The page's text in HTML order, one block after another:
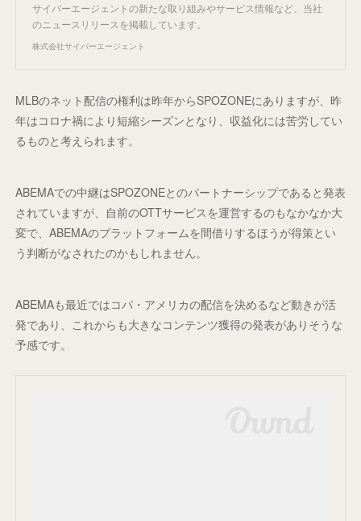
サイバーエージェントの新たな取り組みやサービス情報など、当社
のニュースリリースを掲載しています。
株式会社サイバーエージェント
MLBのネット配信の権利は昨年からSPOZONEにありますが、昨
年はコロナ禍により短縮シーズンとなり、収益化には苦労してい
るものと考えられます。
ABEMAでの中継はSPOZONEとのパートナーシップであると発表
されていますが、自前のOTTサービスを運営するのもなかなか大
変で、ABEMAのプラットフォームを間借りするほうが得策とい
う判断がなされたのかもしれません。
ABEMAも最近ではコパ・アメリカの配信を決めるなど動きが活
発であり、これからも大きなコンテンツ獲得の発表がありそうな
予感です。